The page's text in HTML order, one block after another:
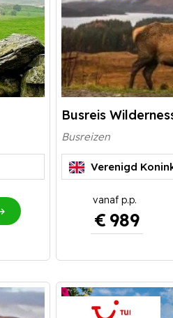
Busreis
Busreizen
Verenigd
€ 989